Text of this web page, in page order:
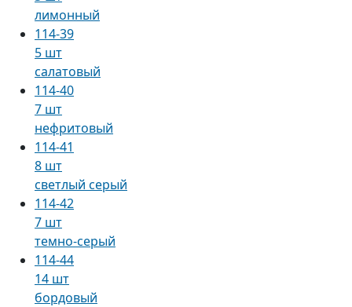
лимонный
114-39
5 шт
салатовый
114-40
7 шт
нефритовый
114-41
8 шт
светлый серый
114-42
7 шт
темно-серый
114-44
14 шт
бордовый